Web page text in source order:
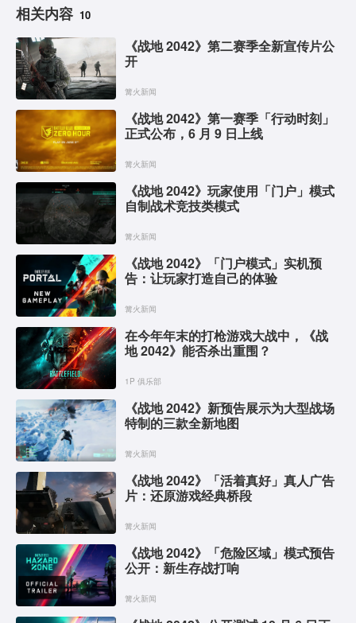
相关内容 10
《战地 2042》第二赛季全新宣传片公
开
篝火新闻
《战地 2042》第一赛季「行动时刻」
正式公布，6 月 9 日上线
篝火新闻
《战地 2042》玩家使用「门户」模式
自制战术竞技类模式
篝火新闻
《战地 2042》「门户模式」实机预
告：让玩家打造自己的体验
篝火新闻
在今年年末的打枪游戏大战中，《战
地 2042》能否杀出重围？
1P 俱乐部
《战地 2042》新预告展示为大型战场
特制的三款全新地图
篝火新闻
《战地 2042》「活着真好」真人广告
片：还原游戏经典桥段
篝火新闻
《战地 2042》「危险区域」模式预告
公开：新生存战打响
篝火新闻